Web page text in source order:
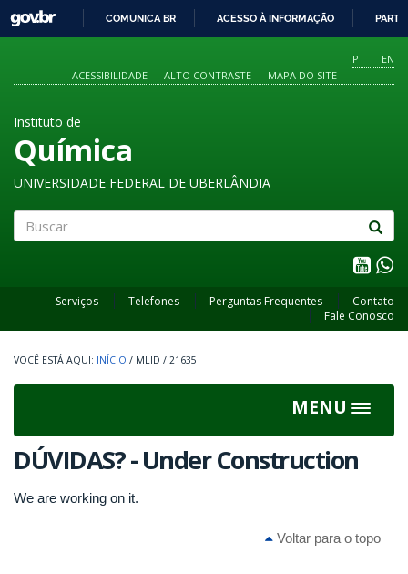
O
CONTEÚDO
GOVBR
COMUNICA BR ACESSO À INFORMAÇÃO
PT
EN
ACESSIBILIDADE
ALTO CONTRASTE MAPA DO SITE
Instituto de
Química
UNIVERSIDADE FEDERAL DE UBERLÂNDIA
Serviços Telefones Perguntas Frequentes
Contato
Fale Conosco
INÍCIO / MLID / 21635
MENU
Toggle
DÚVIDAS? - Under Construction
We are working on it.
Voltar para o topo